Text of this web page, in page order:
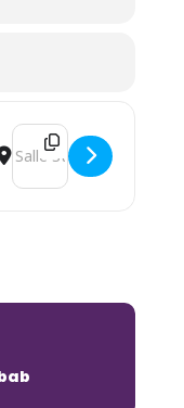
Address - MT4
Destination Address -